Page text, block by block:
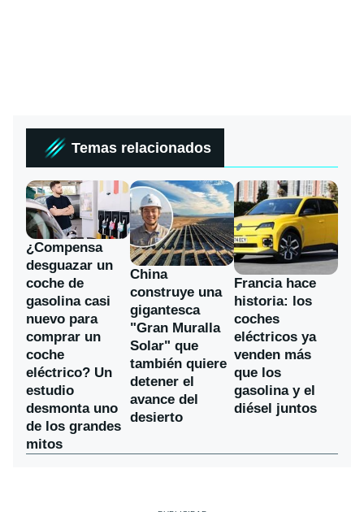
Temas relacionados
¿Compensa
desguazar un
coche de
gasolina casi
nuevo para
comprar un
coche
eléctrico? Un
estudio
desmonta uno
de los grandes
mitos
China
construye una
gigantesca
"Gran Muralla
Solar" que
también quiere
detener el
avance del
desierto
Francia hace
historia: los
coches
eléctricos ya
venden más
que los
gasolina y el
diésel juntos